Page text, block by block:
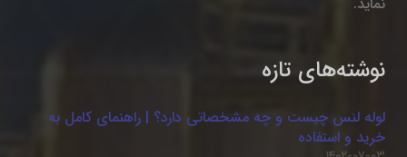
نوشته‌های تازه
لوله لنس چیست و چه مشخصاتی دارد؟ | راهنمای کامل به
خرید و استفاده